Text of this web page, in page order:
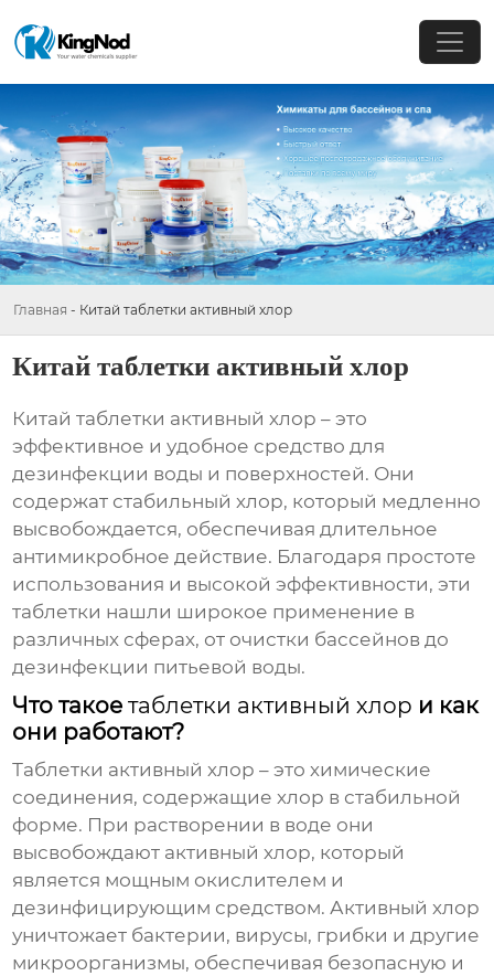
Главная - Китай таблетки активный хлор
Китай таблетки активный хлор
Китай таблетки активный хлор – это
эффективное и удобное средство для
дезинфекции воды и поверхностей. Они
содержат стабильный хлор, который медленно
высвобождается, обеспечивая длительное
антимикробное действие. Благодаря простоте
использования и высокой эффективности, эти
таблетки нашли широкое применение в
различных сферах, от очистки бассейнов до
дезинфекции питьевой воды.
Что такоетаблетки активный хлор и как
они работают?
Таблетки активный хлор – это химические
соединения, содержащие хлор в стабильной
форме. При растворении в воде они
высвобождают активный хлор, который
является мощным окислителем и
дезинфицирующим средством. Активный хлор
уничтожает бактерии, вирусы, грибки и другие
микроорганизмы, обеспечивая безопасную и